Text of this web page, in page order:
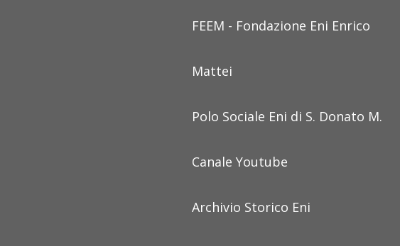
FEEM - Fondazione Eni Enrico
Mattei
Polo Sociale Eni di S. Donato M.
Canale Youtube
Archivio Storico Eni